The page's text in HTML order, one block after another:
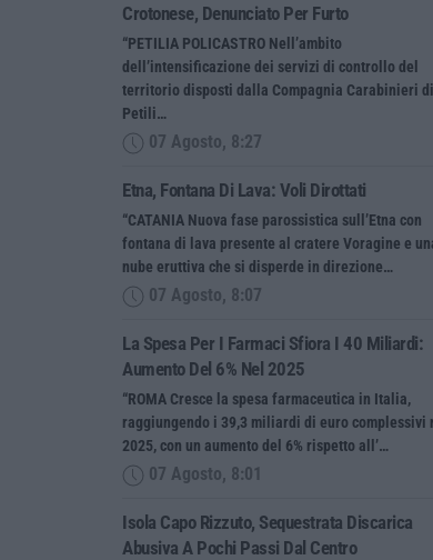
Crotonese, Denunciato Per Furto
“PETILIA POLICASTRO Nell’ambito
dell’intensificazione dei servizi di controllo del
territorio disposti dalla Compagnia Carabinieri di
Petili…
07 Agosto, 8:27
Etna, Fontana Di Lava: Voli Dirottati
“CATANIA Nuova fase parossistica sull’Etna con
fontana di lava presente al cratere Voragine e
nube eruttiva che si disperde in direzione…
07 Agosto, 8:07
La Spesa Per I Farmaci Sfiora I 40 Miliardi:
Aumento Del 6% Nel 2025
“ROMA Cresce la spesa farmaceutica in Italia,
raggiungendo i 39,3 miliardi di euro complessivi
2025, con un aumento del 6% rispetto all’…
07 Agosto, 8:01
Isola Capo Rizzuto, Sequestrata Discarica
Abusiva A Pochi Passi Dal Centro